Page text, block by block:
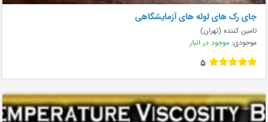
جای رک های لوله های آزمایشگاهی
تامین کننده (تهران)
موجودی: موجود در انبار
5